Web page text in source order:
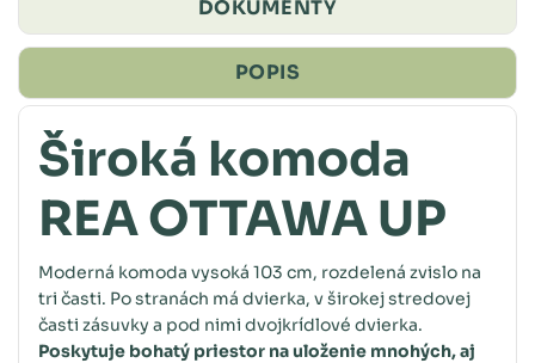
DOKUMENTY
POPIS
Široká komoda
REA OTTAWA UP
Moderná komoda vysoká 103 cm, rozdelená zvislo na
tri časti. Po stranách má dvierka, v širokej stredovej
časti zásuvky a pod nimi dvojkrídlové dvierka.
Poskytuje bohatý priestor na uloženie mnohých, aj